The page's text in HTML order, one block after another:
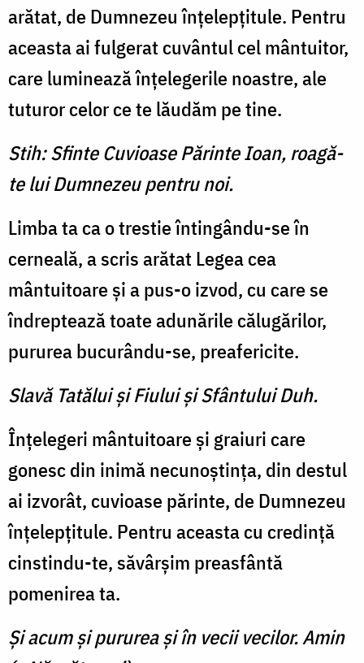
arătat, de Dumnezeu înţelepţitule. Pentru
aceasta ai fulgerat cuvântul cel mântuitor,
care luminează înţelegerile noastre, ale
tuturor celor ce te lăudăm pe tine.
Stih: Sfinte Cuvioase Părinte Ioan, roagă-
te lui Dumnezeu pentru noi.
Limba ta ca o trestie întingându-se în
cerneală, a scris arătat Legea cea
mântuitoare şi a pus-o izvod, cu care se
îndreptează toate adunările călugărilor,
pururea bucurându-se, preafericite.
Slavă Tatălui şi Fiului şi Sfântului Duh.
Înţelegeri mântuitoare şi graiuri care
gonesc din inimă necunoştinţa, din destul
ai izvorât, cuvioase părinte, de Dumnezeu
înţelepţitule. Pentru aceasta cu credinţă
cinstindu-te, săvârşim preasfântă
pomenirea ta.
Şi acum şi pururea şi în vecii vecilor. Amin